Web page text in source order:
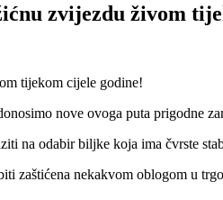
zvijezdu živom
nove ovoga puta
na odabir biljke koja ima čvrste
zaštićena nekakvom oblogom u